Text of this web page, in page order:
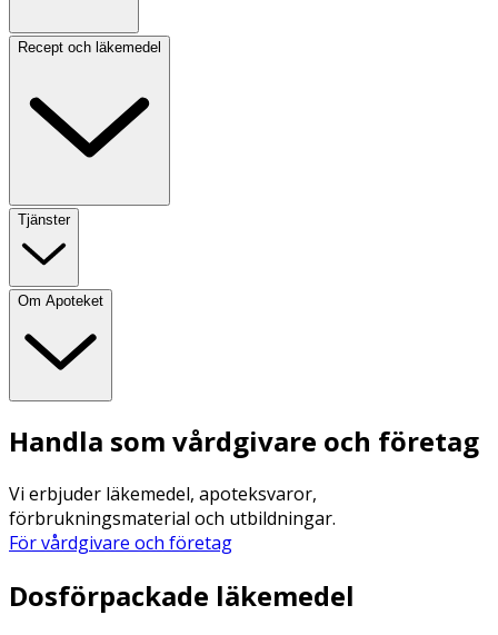
Recept och läkemedel
Tjänster
Om Apoteket
Handla som vårdgivare och företag
Vi erbjuder läkemedel, apoteksvaror,
förbrukningsmaterial och utbildningar.
För vårdgivare och företag
Dosförpackade läkemedel